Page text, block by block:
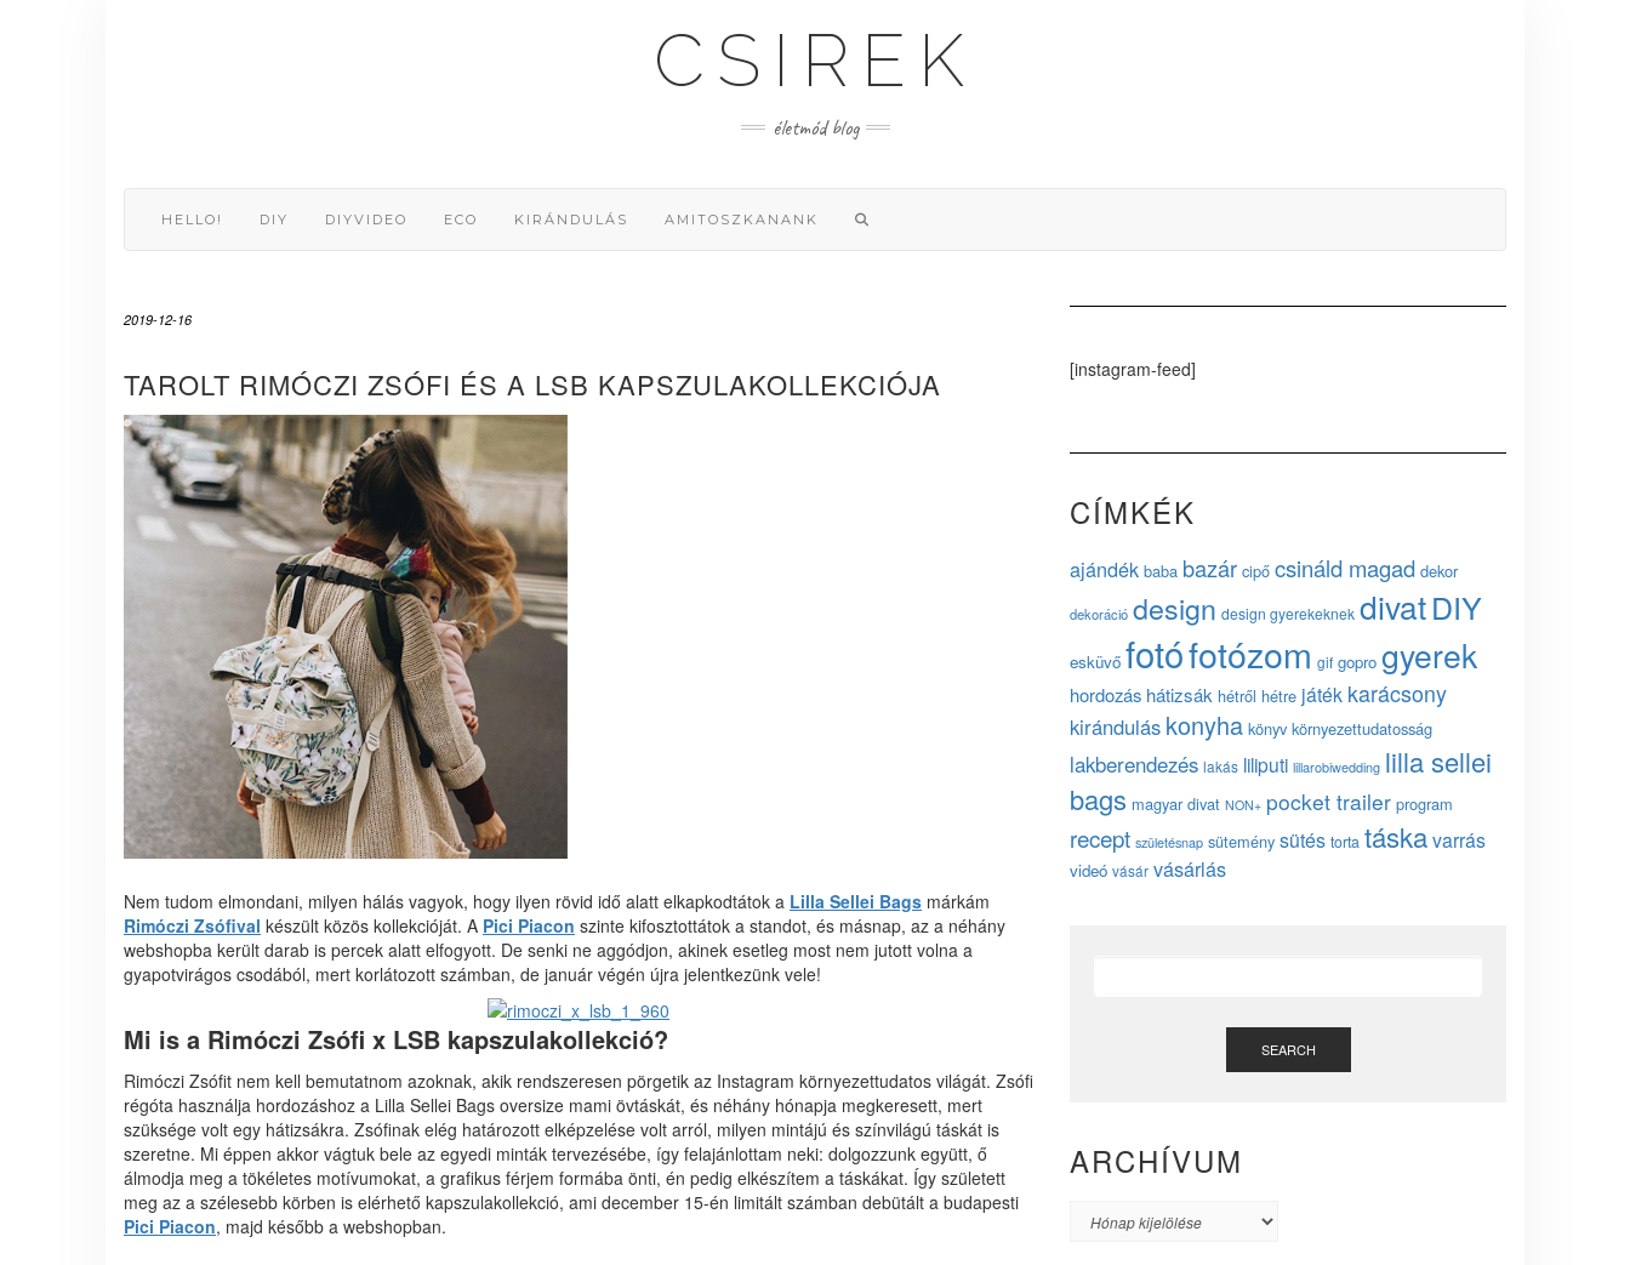
CSIREK
életmód blog
HELLO! DIY DIYVIDEO ECO KIRÁNDULÁS AMITOSZKANANK
2019-12-16
TAROLT RIMÓCZI ZSÓFI ÉS A LSB KAPSZULAKOLLEKCIÓJA
Nem tudom elmondani, milyen hálás vagyok, hogy ilyen rövid idő alatt elkapkodtátok a Lilla Sellei Bags márkám
Rimóczi Zsófival készült közös kollekcióját. A Pici Piacon szinte kifosztottátok a standot, és másnap, az a néhány
webshopba került darab is percek alatt elfogyott. De senki ne aggódjon, akinek esetleg most nem jutott volna a
gyapotvirágos csodából, mert korlátozott számban, de január végén újra jelentkezünk vele!
Mi is a Rimóczi Zsófi x LSB kapszulakollekció?
Rimóczi Zsófit nem kell bemutatnom azoknak, akik rendszeresen pörgetik az Instagram környezettudatos világát. Zsófi
régóta használja hordozáshoz a Lilla Sellei Bags oversize mami övtáskát, és néhány hónapja megkeresett, mert
szüksége volt egy hátizsákra. Zsófinak elég határozott elképzelése volt arról, milyen mintájú és színvilágú táskát is
szeretne. Mi éppen akkor vágtuk bele az egyedi minták tervezésébe, így felajánlottam neki: dolgozzunk együtt, ő
álmodja meg a tökéletes motívumokat, a grafikus férjem formába önti, én pedig elkészítem a táskákat. Így született
meg az a szélesebb körben is elérhető kapszulakollekció, ami december 15-én limitált számban debütált a budapesti
Pici Piacon, majd később a webshopban.
[instagram-feed]
CÍMKÉK
ajándék baba bazár cipő csináld magad dekor
dekoráció design design gyerekeknek divatDIY
esküvő fotófotózom gif gopro gyerek
hordozás hátizsák hétről hétre játék karácsony
kirándulás konyha könyv környezettudatosság
lakberendezés lakás liliputi lillarobiwedding lilla sellei
bags magyar divat NON+ pocket trailer program
recept születésnap sütemény sütés torta táskavarrás
videó vásár vásárlás
SEARCH
ARCHÍVUM
Archívum